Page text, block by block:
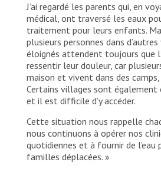
J’ai regardé les parents qui, en
médical, ont traversé les eaux
traitement pour leurs enfants.
plusieurs personnes dans
éloignés attendent toujours que
ressentir leur douleur, car
maison et vivent dans des camps,
Certains villages sont également
et il est difficile d’y accéder.
Cette situation nous rappelle
nous continuons à opérer nos
quotidiennes et à fournir de l’eau
familles déplacées. »